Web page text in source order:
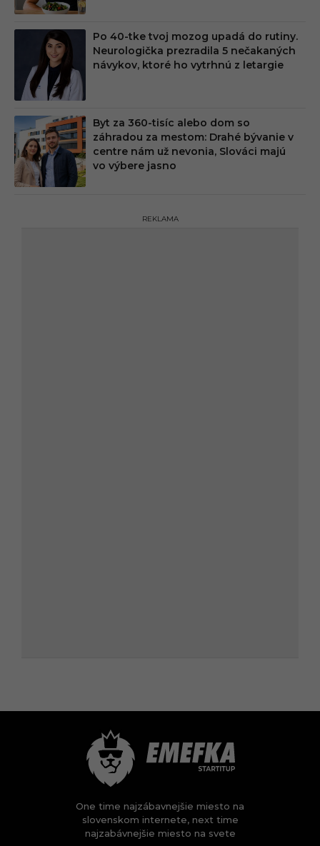
Po 40-tke tvoj mozog upadá do rutiny.
Neurologička prezradila 5 nečakaných
návykov, ktoré ho vytrhnú z letargie
Byt za 360-tisíc alebo dom so
záhradou za mestom: Drahé bývanie v
centre nám už nevonia, Slováci majú
vo výbere jasno
REKLAMA
One time najzábavnejšie miesto na
slovenskom internete, next time
najzabávnejšie miesto na svete